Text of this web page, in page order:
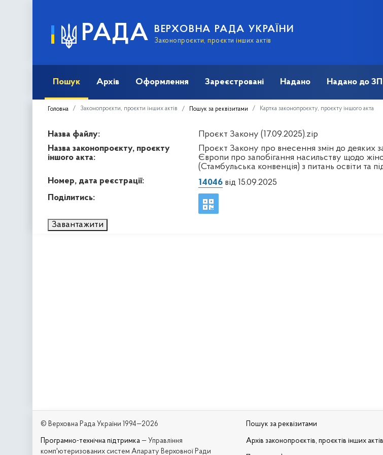
РАДА ВЕРХОВНА РАДА УКРАЇНИ
Законопроєкти, проєкти інших актів
Пошук Архів Оформлення Зареєстровані Надано Надано до ЗП
Головна Законопроєкти, проєкти інших актів Пошук за реквізитами Картка законопроєкту, проєкту іншого акта
Назва файлу:
Проєкт Закону (17.09.2025).zip
Назва законопроєкту, проєкту
іншого акта:
Проєкт Закону про внесення змін до деяких
Європи про запобігання насильству щодо
(Стамбульська конвенція) з питань освіти та
Номер, дата реєстрації:
14046від 15.09.2025
Поділитись:
Завантажити
© Верховна Рада України 1994—2026
Програмно-технічна підтримка — Управління
комп'ютеризованих систем Апарату Верховної Ради
Пошук за реквізитами
Архів законопроєктів, проєктів інших